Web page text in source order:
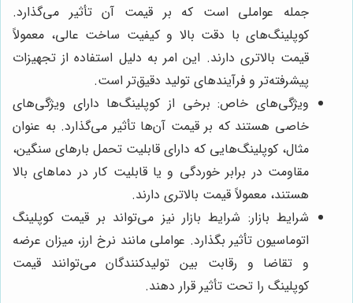
جمله عواملی است که بر قیمت آن تأثیر می‌گذارد.
کوپلینگ‌های با دقت بالا و کیفیت ساخت عالی، معمولاً
قیمت بالاتری دارند. این امر به دلیل استفاده از تجهیزات
پیشرفته‌تر و فرآیندهای تولید دقیق‌تر است.
ویژگی‌های خاص: برخی از کوپلینگ‌ها دارای ویژگی‌های
خاصی هستند که بر قیمت آن‌ها تأثیر می‌گذارد. به عنوان
مثال، کوپلینگ‌هایی که دارای قابلیت تحمل بارهای سنگین،
مقاومت در برابر خوردگی و یا قابلیت کار در دماهای بالا
هستند، معمولاً قیمت بالاتری دارند.
شرایط بازار: شرایط بازار نیز می‌تواند بر قیمت کوپلینگ
اتوماسیون تأثیر بگذارد. عواملی مانند نرخ ارز، میزان عرضه
و تقاضا و رقابت بین تولیدکنندگان می‌توانند قیمت
کوپلینگ را تحت تأثیر قرار دهند.